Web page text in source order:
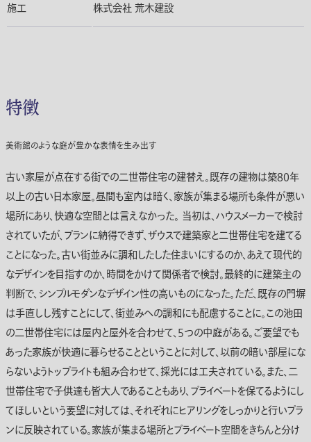
施工 株式会社 荒木建設
特徴
美術館のような庭が豊かな表情を生み出す
古い家屋が点在する街での二世帯住宅の建替え。既存の建物は築80年
以上の古い日本家屋。昼間も室内は暗く、家族が集まる場所も条件が悪い
場所にあり、快適な空間とは言えなかった。 当初は、ハウスメーカーで検討
されていたが、プランに納得できず、ザウスで建築家と二世帯住宅を建てる
ことになった。古い街並みに調和したした住まいにするのか、あえて現代的
なデザインを目指すのか、時間をかけて関係者で検討。最終的に建築主の
判断で、シンプルモダンなデザイン性の高いものになった。ただ、既存の門塀
は手直しし残すことにして、街並みへの調和にも配慮することに。この池田
の二世帯住宅には屋内と屋外を合わせて、5つの中庭がある。ご要望でも
あった家族が快適に暮らせることということに対して、以前の暗い部屋にな
らないようトップライトも組み合わせて、採光には工夫されている。また、二
世帯住宅で子供達も皆大人であることもあり、プライベートを保てるようにし
てほしいという要望に対しては、それぞれにヒアリングをしっかりと行いプラ
ンに反映されている。家族が集まる場所とプライベート空間をきちんと分け